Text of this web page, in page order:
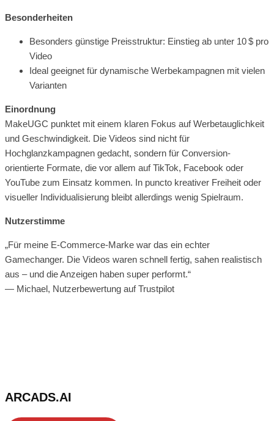
Besonderheiten
Besonders günstige Preisstruktur: Einstieg ab unter 10 $ pro
Video
Ideal geeignet für dynamische Werbekampagnen mit vielen
Varianten
Einordnung
MakeUGC punktet mit einem klaren Fokus auf Werbetauglichkeit
und Geschwindigkeit. Die Videos sind nicht für
Hochglanzkampagnen gedacht, sondern für Conversion-
orientierte Formate, die vor allem auf TikTok, Facebook oder
YouTube zum Einsatz kommen. In puncto kreativer Freiheit oder
visueller Individualisierung bleibt allerdings wenig Spielraum.
Nutzerstimme
„Für meine E-Commerce-Marke war das ein echter
Gamechanger. Die Videos waren schnell fertig, sahen realistisch
aus – und die Anzeigen haben super performt.“
— Michael, Nutzerbewertung auf Trustpilot
ARCADS.AI